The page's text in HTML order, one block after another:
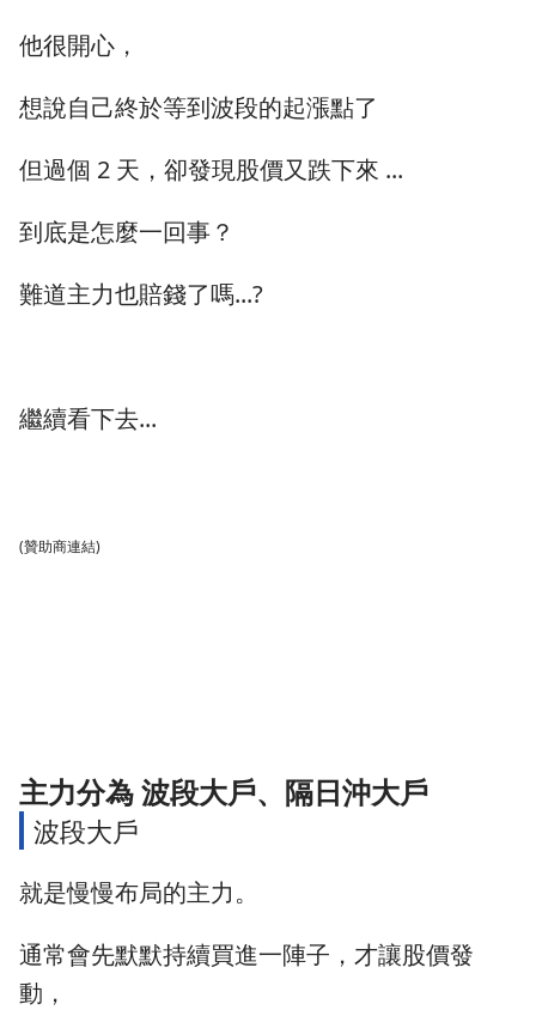
他很開心，
想說自己終於等到波段的起漲點了
但過個 2 天，卻發現股價又跌下來 ...
到底是怎麼一回事？
難道主力也賠錢了嗎...?
繼續看下去...
(贊助商連結)
主力分為 波段大戶、隔日沖大戶
波段大戶
就是慢慢布局的主力。
通常會先默默持續買進一陣子，才讓股價發
動，